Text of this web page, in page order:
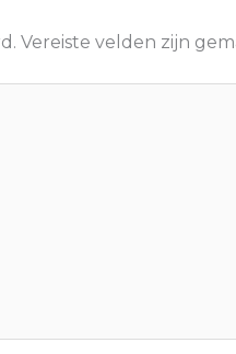
Vereiste velden zijn